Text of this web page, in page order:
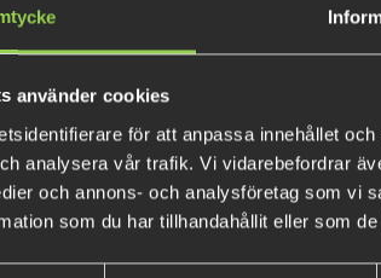
använder cookies
för att anpassa innehållet
analysera vår trafik. Vi vidarebefordrar
och annons- och analysföretag som vi
som du har tillhandahållit eller som